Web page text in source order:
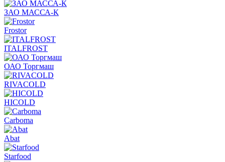
ЗАО МАССА-К
Frostor
ITALFROST
ОАО Торгмаш
RIVACOLD
HICOLD
Carboma
Abat
Starfood